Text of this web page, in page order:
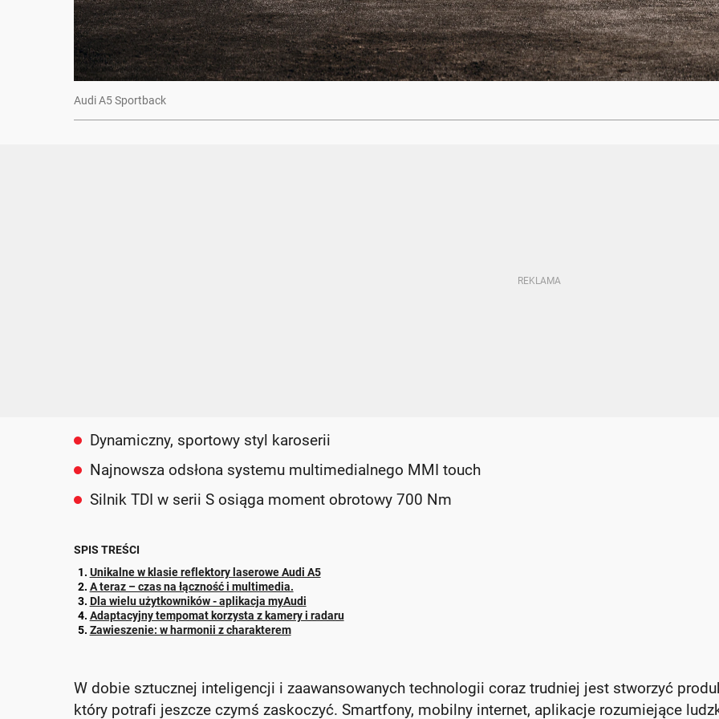
Audi A5 Sportback
Dynamiczny, sportowy styl karoserii
Najnowsza odsłona systemu multimedialnego MMI touch
Silnik TDI w serii S osiąga moment obrotowy 700 Nm
SPIS TREŚCI
Unikalne w klasie reflektory laserowe Audi A5
A teraz – czas na łączność i multimedia.
Dla wielu użytkowników - aplikacja myAudi
Adaptacyjny tempomat korzysta z kamery i radaru
Zawieszenie: w harmonii z charakterem
W dobie sztucznej inteligencji i zaawansowanych technologii coraz trudniej jest stworzyć
który potrafi jeszcze czymś zaskoczyć. Smartfony, mobilny internet, aplikacje rozumiejące